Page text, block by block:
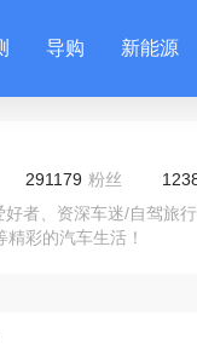
导购 新能源
291179 粉丝
好者、资深车迷/自驾旅
彩的汽车生活！